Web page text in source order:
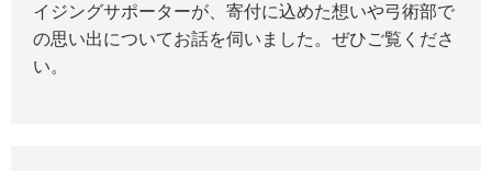
イジングサポーターが、寄付に込めた想いや弓術部で
の思い出についてお話を伺いました。ぜひご覧くださ
い。